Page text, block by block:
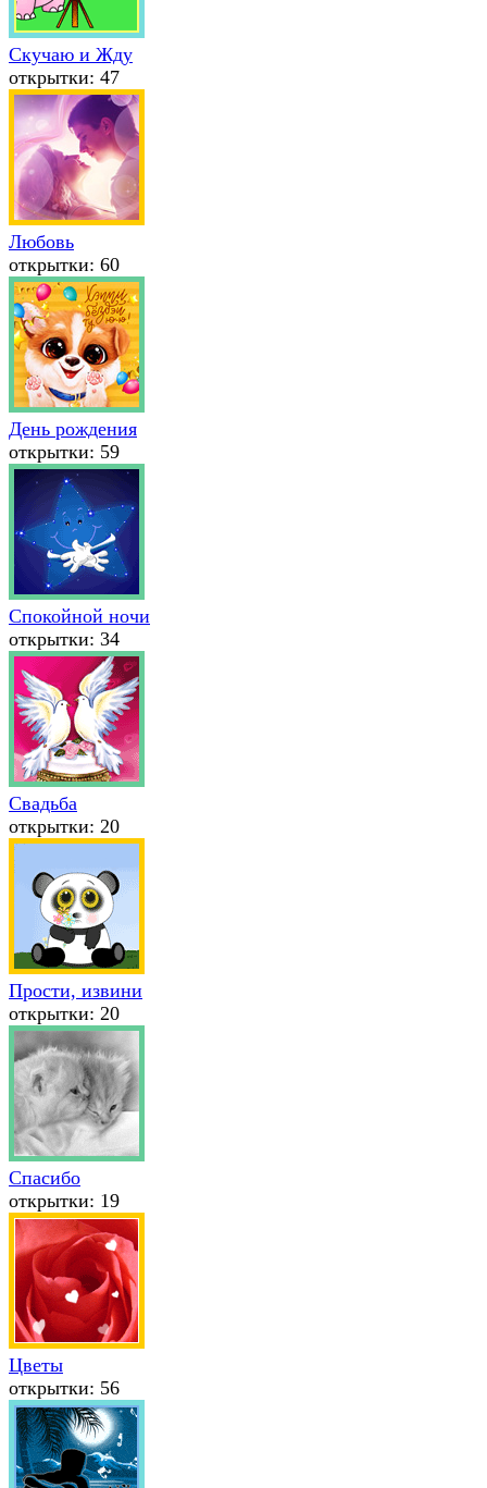
Скучаю и Жду
открытки: 47
Любовь
открытки: 60
День рождения
открытки: 59
Спокойной ночи
открытки: 34
Свадьба
открытки: 20
Прости, извини
открытки: 20
Спасибо
открытки: 19
Цветы
открытки: 56